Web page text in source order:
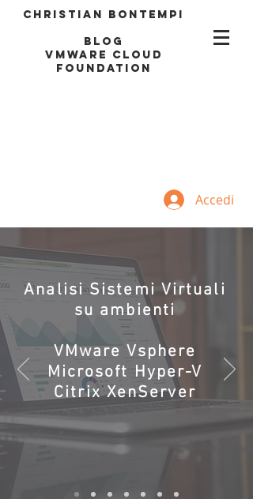
Christian Bontempi
blog
VMWARE CLOUD
FOUNDATION
Accedi
Analisi Sistemi Virtuali
su ambienti
VMware Vsphere
Microsoft Hyper-V
Citrix XenServer